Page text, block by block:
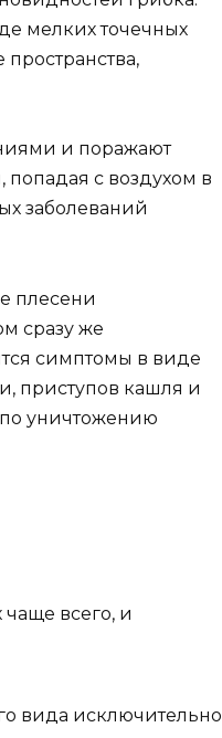
мелких точечных
и поражают
с воздухом в
заболеваний
плесени
сразу же
симптомы в виде
приступов кашля и
уничтожению
всего, и
вида исключительно